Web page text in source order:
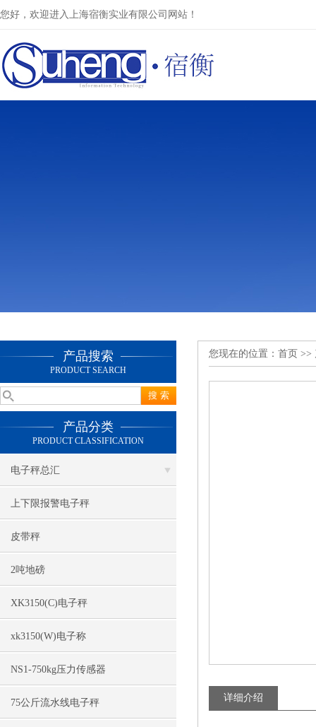
您好，欢迎进入上海宿衡实业有限公司网站！
产品搜索
PRODUCT SEARCH
产品分类
PRODUCT CLASSIFICATION
电子秤总汇
上下限报警电子秤
皮带秤
2吨地磅
XK3150(C)电子秤
xk3150(W)电子称
NS1-750kg压力传感器
75公斤流水线电子秤
您现在的位置： 首页 >>
详细介绍